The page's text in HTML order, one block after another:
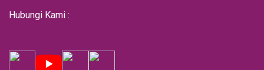
Hubungi Kami :